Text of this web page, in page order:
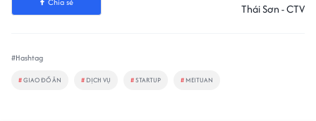
Thái Sơn - CTV
#Hashtag
#GIAO ĐỒ ĂN # DỊCH VỤ #STARTUP # MEITUAN